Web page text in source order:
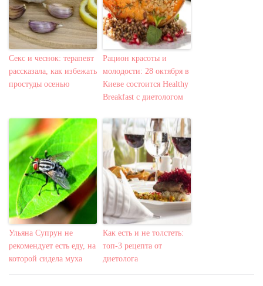
Секс и чеснок: терапевт
рассказала, как избежать
простуды осенью
Рацион красоты и
молодости: 28 октября в
Киеве состоится Healthy
Breakfast с диетологом
Ульяна Супрун не
рекомендует есть еду, на
которой сидела муха
Как есть и не толстеть:
топ-3 рецепта от
диетолога